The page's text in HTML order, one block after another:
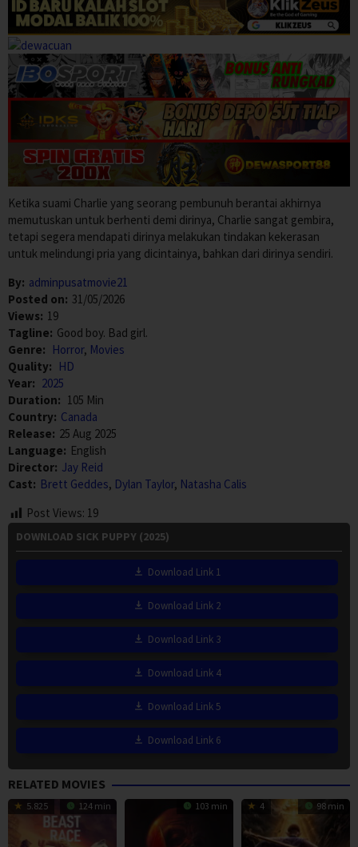
Ketika suami Charlie yang seorang pembunuh berantai akhirnya
memutuskan untuk berhenti demi dirinya, Charlie sangat gembira,
tetapi segera mendapati dirinya melakukan tindakan kekerasan
untuk melindungi pria yang dicintainya, bahkan dari dirinya sendiri.
By: adminpusatmovie21
Posted on: 31/05/2026
Views: 19
Tagline: Good boy. Bad girl.
Genre: Horror, Movies
Quality: HD
Year: 2025
Duration: 105 Min
Country: Canada
Release: 25 Aug 2025
Language: English
Director: Jay Reid
Cast: Brett Geddes, Dylan Taylor, Natasha Calis
Post Views: 19
DOWNLOAD SICK PUPPY (2025)
Download Link 1
Download Link 2
Download Link 3
Download Link 4
Download Link 5
Download Link 6
RELATED MOVIES
5.825 124 min 103 min 4 98 min